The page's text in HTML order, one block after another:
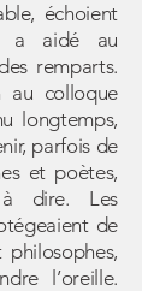
échoient
a aidé au
remparts.
au colloque
longtemps,
parfois de
et poètes,
dire. Les
de
l’oreille.